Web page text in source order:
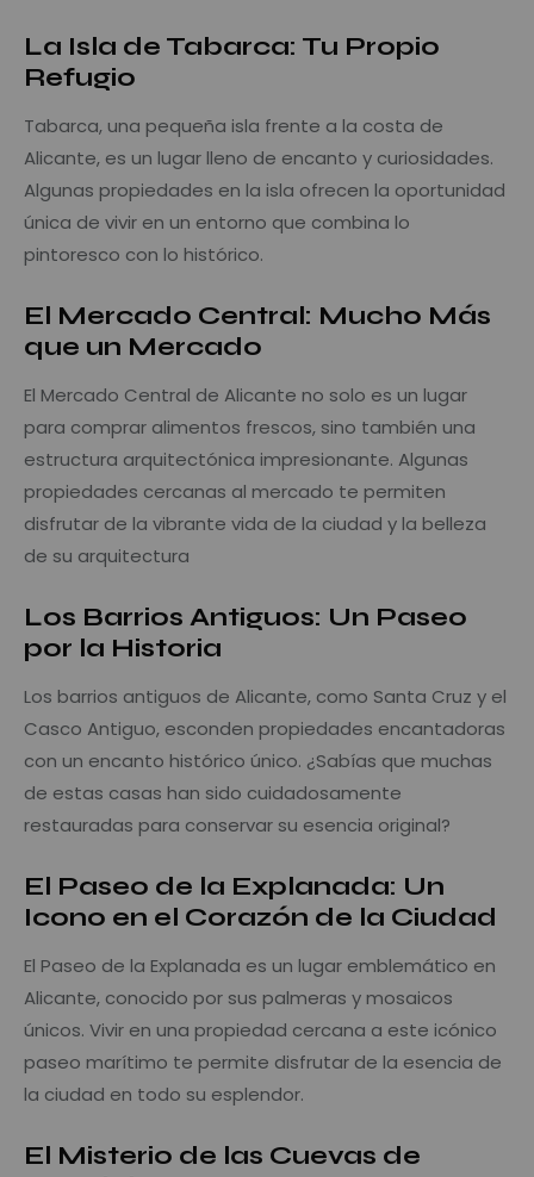
La Isla de Tabarca: Tu Propio
Refugio
Tabarca, una pequeña isla frente a la costa de
Alicante, es un lugar lleno de encanto y curiosidades.
Algunas propiedades en la isla ofrecen la oportunidad
única de vivir en un entorno que combina lo
pintoresco con lo histórico.
El Mercado Central: Mucho Más
que un Mercado
El Mercado Central de Alicante no solo es un lugar
para comprar alimentos frescos, sino también una
estructura arquitectónica impresionante. Algunas
propiedades cercanas al mercado te permiten
disfrutar de la vibrante vida de la ciudad y la belleza
de su arquitectura
Los Barrios Antiguos: Un Paseo
por la Historia
Los barrios antiguos de Alicante, como Santa Cruz y el
Casco Antiguo, esconden propiedades encantadoras
con un encanto histórico único. ¿Sabías que muchas
de estas casas han sido cuidadosamente
restauradas para conservar su esencia original?
El Paseo de la Explanada: Un
Icono en el Corazón de la Ciudad
El Paseo de la Explanada es un lugar emblemático en
Alicante, conocido por sus palmeras y mosaicos
únicos. Vivir en una propiedad cercana a este icónico
paseo marítimo te permite disfrutar de la esencia de
la ciudad en todo su esplendor.
El Misterio de las Cuevas de